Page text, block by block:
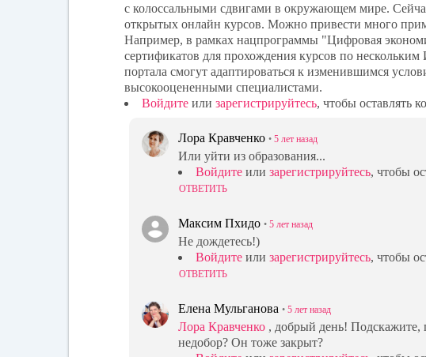
с колоссальными сдвигами в окружающем мире.
открытых онлайн курсов. Можно привести много
Например, в рамках нацпрограммы "Цифровая
сертификатов для прохождения курсов по
портала смогут адаптироваться к изменившимся
высокооцененными специалистами.
Войдите или зарегистрируйтесь, чтобы оставлять
Лора Кравченко • 5 лет назад
Или уйти из образования...
Войдите или зарегистрируйтесь, чтобы
ОТВЕТИТЬ
Максим Пхидо • 5 лет назад
Не дождетесь!)
Войдите или зарегистрируйтесь, чтобы
ОТВЕТИТЬ
Елена Мульганова • 5 лет назад
Лора Кравченко , добрый день! Подскажите,
недобор? Он тоже закрыт?